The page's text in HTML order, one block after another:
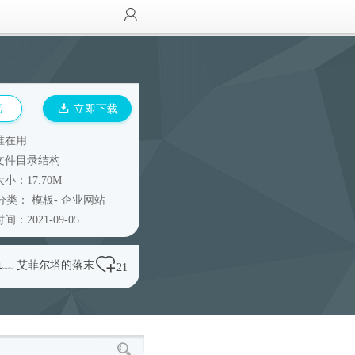
立即下载
在用
件目录结构
小：17.70M
类： 模板- 企业网站
间：2021-09-05
艾菲尔塔的落末 21